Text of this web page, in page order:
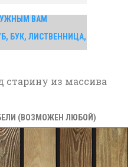
ВАМ
БУК, ЛИСТВЕННИЦА,
старину из массива
(ВОЗМОЖЕН ЛЮБОЙ)